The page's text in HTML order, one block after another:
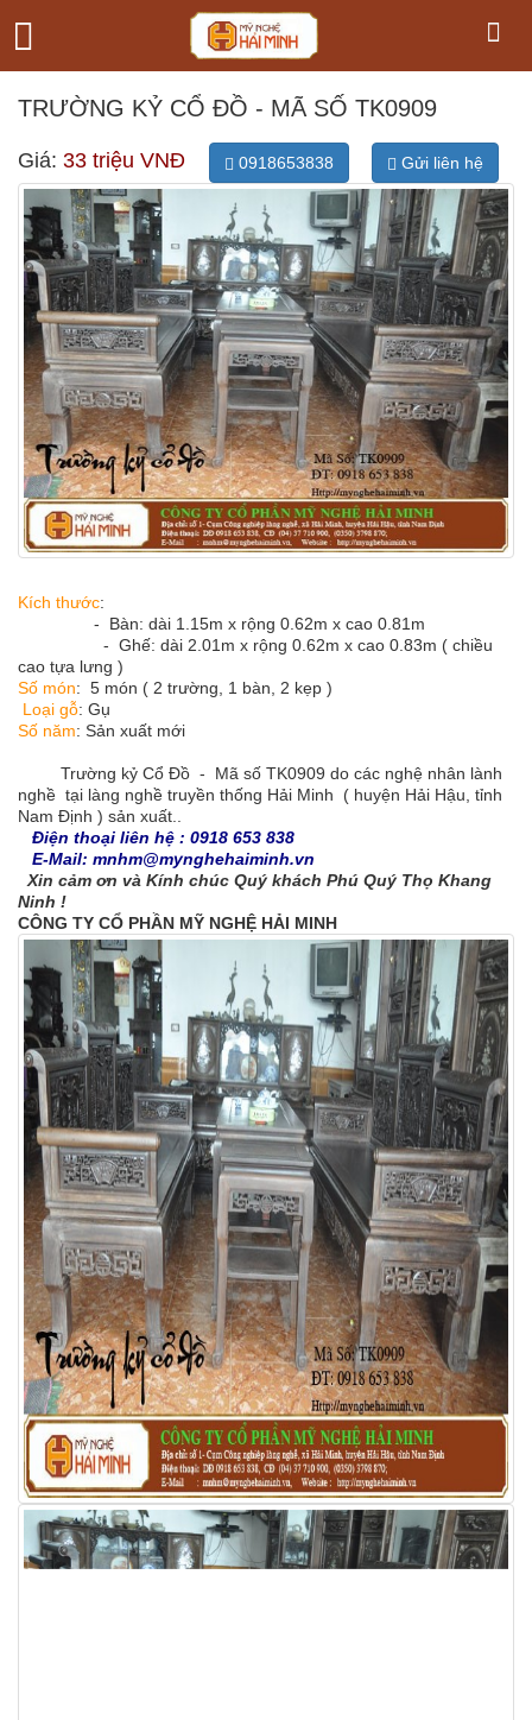
TRƯỜNG KỶ CỔ ĐỒ - MÃ SỐ TK0909
Giá: 33 triệu VNĐ 0918653838 Gửi liên hệ
Kích thước:
- Bàn: dài 1.15m x rộng 0.62m x cao 0.81m
- Ghế: dài 2.01m x rộng 0.62m x cao 0.83m ( chiều
cao tựa lưng )
Số món: 5 món ( 2 trường, 1 bàn, 2 kẹp )
Loại gỗ: Gụ
Số năm: Sản xuất mới
Trường kỷ Cổ Đồ - Mã số TK0909 do các nghệ nhân lành
nghề tại làng nghề truyền thống Hải Minh ( huyện Hải Hậu, tỉnh
Nam Định ) sản xuất..
Điện thoại liên hệ : 0918 653 838
E-Mail: mnhm@mynghehaiminh.vn
Xin cảm ơn và Kính chúc Quý khách Phú Quý Thọ Khang
Ninh !
CÔNG TY CỔ PHẦN MỸ NGHỆ HẢI MINH